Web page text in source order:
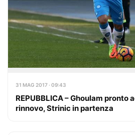
31 MAG 2017 · 09:43
REPUBBLICA – Ghoulam pronto
rinnovo, Strinic in partenza